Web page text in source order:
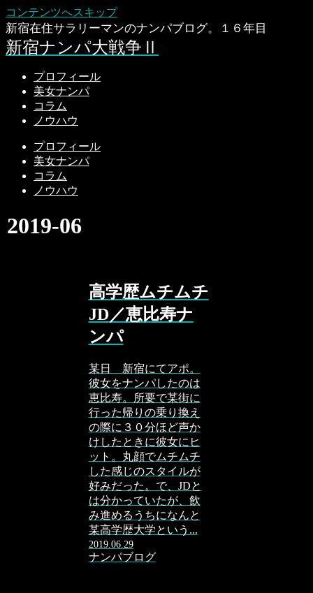
コンテンツへスキップ
新宿在住サラリーマンのナンパブログ。１６年目
新宿ナンパ大戦争Ⅱ
プロフィール
美女ナンパ
コラム
ノウハウ
プロフィール
美女ナンパ
コラム
ノウハウ
2019-06
高学歴ムチムチ
JD／恵比寿ナ
ンパ
某日 新宿にてアポ。
彼女をナンパしたのは
恵比寿。所要で某街に
行った帰りの乗り換え
の際に３０分ほど声か
けしたときに彼女にヒ
ット。丸顔でムチムチ
した感じのスタイルが
好みだった。で、JDと
は分かっていたが、飲
み進めるうちになんと
某高学歴大学という...
2019.06.29
ナンパブログ